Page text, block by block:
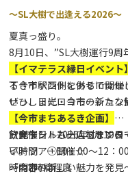
～SL大樹で出逢える2026～
夏真っ盛り。
8月10日、”SL大樹運行9周
す。その連動企画として
るきイベントを併せて開催
ぜひ、日光・今市の新た
【イマテラス縁日イベント
下今市駅西側にあるima
いっしょにロコモーショ
に来るよ♪♪
飲食テントも出店します
い。
～内容～
【今市まちあるき企画】
日光市シルバー人材セン
イドツアー開催☆
「今市の新しい魅力を発見
▽開催日 2026年8月10日
▽時間 ①10：00～12：
時間2時間程度